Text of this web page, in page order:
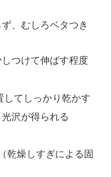
、むしろベタつき
つけて伸ばす程度
してしっかり乾かす
沢が得られる
乾燥しすぎによる固